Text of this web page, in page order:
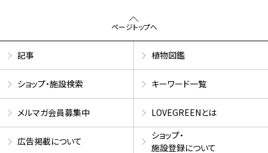
ページトップへ
記事 植物図鑑
ショップ・施設検索 キーワード一覧
メルマガ会員募集中 LOVEGREENとは
広告掲載について
ショップ・
施設登録について